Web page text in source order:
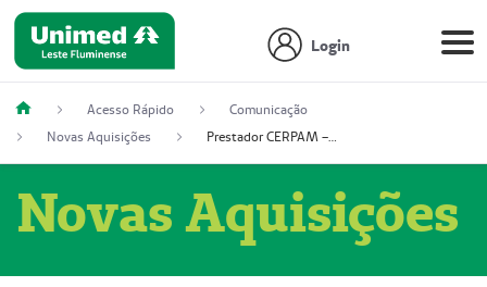
Login
Acesso Rápido
Comunicação
Novas Aquisições
Prestador CERPAM – Centro de Reabilitação S/S Ltda-ME (52004274-8)
Novas Aquisições